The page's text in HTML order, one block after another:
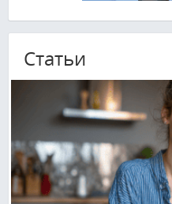
Cтатьи